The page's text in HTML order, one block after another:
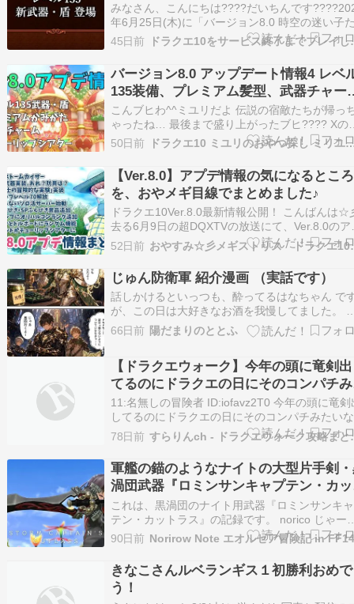
みなさん、こんにちは????だいちんです
年6月25日(木)に「バージョン8.0 時空の迷い子
ち」への大型アップデートがあった????みなさ
ん、楽しんでいますか！？それぞれ楽しみ方は
と思うけど、最高のバージョン8.0となるよう思
っきり遊んじゃおう????目覚…
45日前 ドラクエ10
バージョン8.0 アップデート情報4 レベ
135装備、プレミアム髪型、武器チャー
ム、シアター
こんブヒわ^^ミユリだよ 伝説の宿敵たちが帰っ
ゃったね… 最後まで盛り上がったブヒ???? Xの
具合で何もポストできなかったけど、素材表な
更新していますブヒ???? 人気ブログランキング
ージョン8.0 アップデート情報まとめていくよ～
プデは6月25日(木)！ メン…
50日前 ドラクエ10 ミユリのおやつ探し
【Ver.8.0】アプデ情報の気になるところ
を、おやメギ目線でまとめました♪
ドラクエ10Ver.8.0最新情報公開！ こんばんは☆
去る6月9日の超DQXTVの放送にて、Ver.8.0のア
プデート情報が発表されました。 Ver.8.0パッケ
ジの発売日は2026年6月25日（木）です。 冒険
の広場に公開されたパッチノートのページの内
画像を引用…
52日前 おやす
じゅん防衛軍 紹介漫画 （実話です）
話しかけるといっつも、酔ってるはなちゃん で
が、この日は大好きなお酒を我慢してました。
くりぼのはなちゃんを擬人化した見た感じ ねこ
みのはなちゃん、かわいいですね。 なかなか、
いけば、不慣れでもみんな歓迎して、応援して
る…
66日前 陽だまりのととふ
【ドラクエウォーク】今年の頭に竜剣
てるのにドラクエの日にそのコンパチ
いな見た目の勇者の剣来たら笑うな
11:名無しの冒険者 ID:iofavz2T0 今年の頭に竜剣
してるのにドラクエの日にそのコンパチみたい
た目の勇者の剣来たら笑う 21:名無しの冒険者
ID:KHnriJqu0 命の大樹の絵がある こりゃマジで
イベントか 勇者の剣とかどうすんの 竜剣終わら
るとんでも装…
78日前 すらりん
軍艦の錨のようなナイトの大型片手剣
渦団武器『ロミンサンキャプテン・カ
ラス』
これは、黒渦団のナイト用武器『ロミンサンキ
テン・カットラス』の記録です。 norico じゃー
ん！とってもカッコいい剣を手に入れたよ♪ おぉ
これはまたナイトの剣にしてはかなり大型だね
norirow 大型かつ黒渦団らしく黒と赤が目立つ剣
で、かなり独特のデザインをしています…
90日前 Norirow Note エオルゼア冒険記 in
きなこさんルベランギス１初勝利おめ
う！